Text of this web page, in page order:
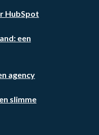
HubSpot
een
agency
slimme